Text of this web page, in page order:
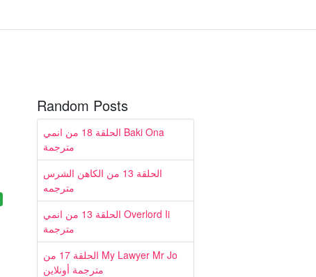
Random Posts
الحلقة 18 من انمي Baki Ona
مترجمة
الحلقة 13 من الكاهن الشرس
مترجمه
الحلقة 13 من انمي Overlord Ii
مترجمة
الحلقة 17 من My Lawyer Mr Jo
مترجمة أونلاين